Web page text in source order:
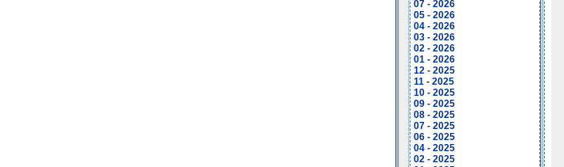
07 - 2026
05 - 2026
04 - 2026
03 - 2026
02 - 2026
01 - 2026
12 - 2025
11 - 2025
10 - 2025
09 - 2025
08 - 2025
07 - 2025
06 - 2025
04 - 2025
02 - 2025